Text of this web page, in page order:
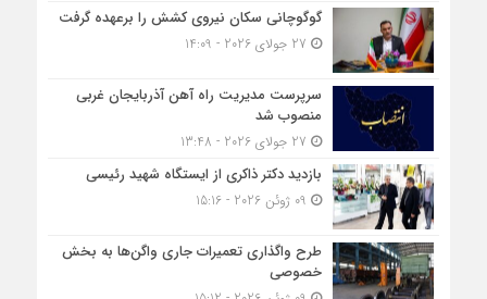
گوگوچانی سکان نیروی کشش را برعهده گرفت
سرپرست مدیریت راه آهن آذربایجان غربی
منصوب شد
بازدید دکتر ذاکری از ایستگاه شهید رئیسی
طرح واگذاری تعمیرات جاری واگن‌ها به بخش
خصوصی